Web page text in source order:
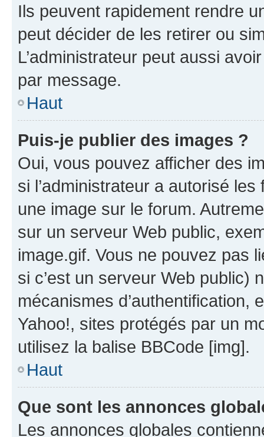
Ils peuvent rapidement rendre
peut décider de les retirer ou
L’administrateur peut aussi
par message.
Haut
Puis-je publier des images ?
Oui, vous pouvez afficher des
si l’administrateur a autorisé
une image sur le forum.
sur un serveur Web public,
image.gif. Vous ne pouvez pas
si c’est un serveur Web public)
mécanismes d’authentification,
Yahoo!, sites protégés par un
utilisez la balise BBCode [img].
Haut
Que sont les annonces
Les annonces globales